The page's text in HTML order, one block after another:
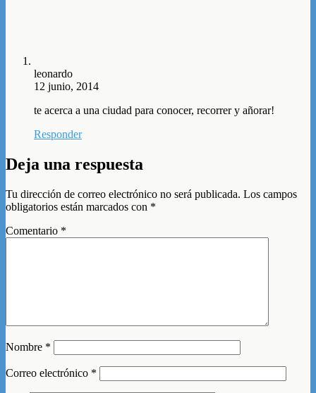
leonardo
12 junio, 2014
te acerca a una ciudad para conocer, recorrer y añorar!
Responder
Deja una respuesta
Tu dirección de correo electrónico no será publicada. Los campos
obligatorios están marcados con *
Comentario *
Nombre *
Correo electrónico *